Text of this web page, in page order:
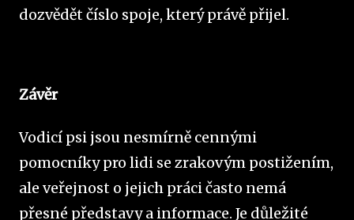
dozvědět číslo spoje, který právě přijel.
Závěr
Vodicí psi jsou nesmírně cennými
pomocníky pro lidi se zrakovým postižením,
ale veřejnost o jejich práci často nemá
přesné představy a informace. Je důležité